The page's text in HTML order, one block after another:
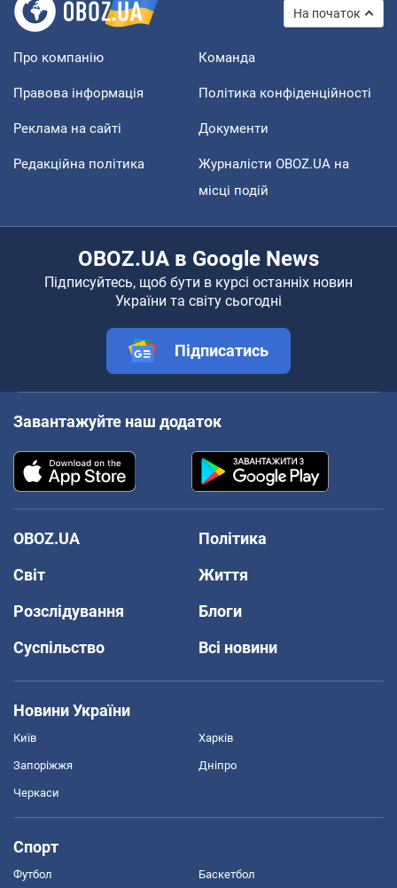
На початок
Про компанію Команда
Правова інформація Політика конфіденційності
Реклама на сайті Документи
Редакційна політика
Журналісти OBOZ.UA на
місці подій
OBOZ.UA в Google News
Підписуйтесь, щоб бути в курсі останніх новин
України та світу сьогодні
Підписатись
Завантажуйте наш додаток
OBOZ.UA
Політика
Світ
Життя
Розслідування
Блоги
Суспільство
Всі новини
Новини України
Київ Харків
Запоріжжя Дніпро
Черкаси
Спорт
Футбол Баскетбол